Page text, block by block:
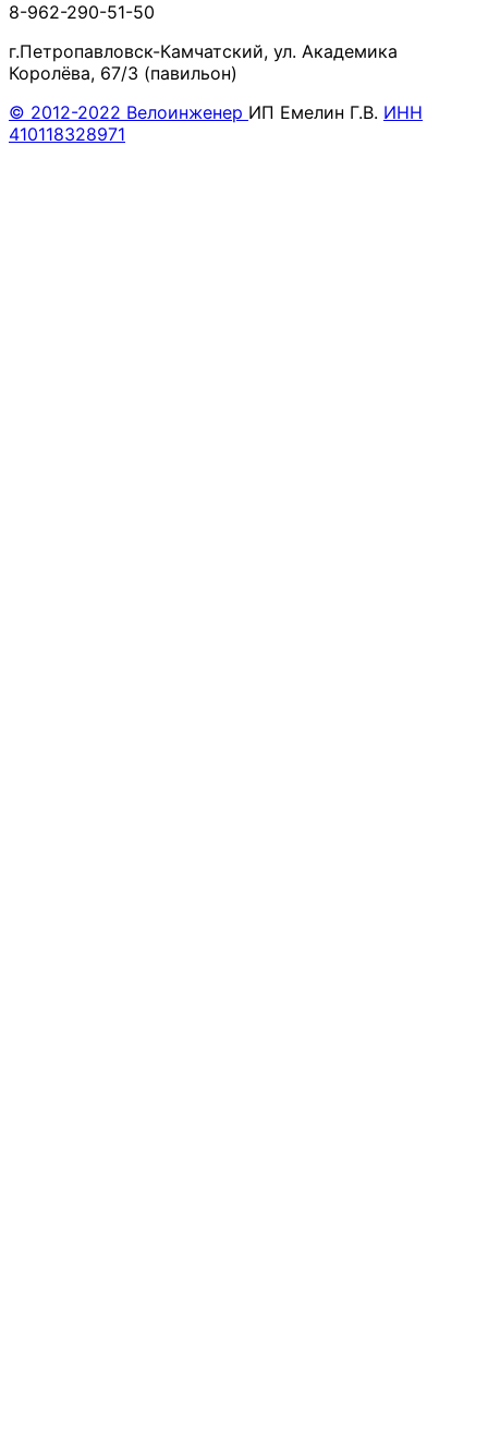
8-962-290-51-50
г.Петропавловск-Камчатский, ул. Академика
Королёва, 67/3 (павильон)
© 2012-2022 Велоинженер ИП Емелин Г.В. ИНН
410118328971